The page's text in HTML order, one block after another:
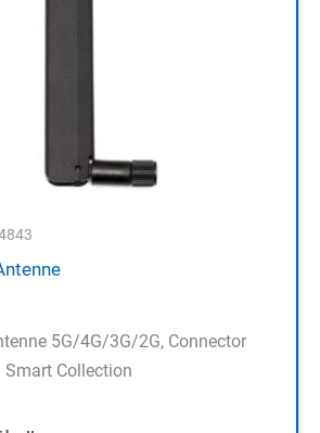
5G/4G/3G/2G, Connector
Smart Collection